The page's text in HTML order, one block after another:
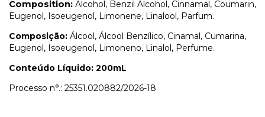
Composition: Alcohol, Benzil Alcohol, Cinnamal, Coumarin,
Eugenol, Isoeugenol, Limonene, Linalool, Parfum.
Composição: Álcool, Álcool Benzílico, Cinamal, Cumarina,
Eugenol, Isoeugenol, Limoneno, Linalol, Perfume.
Conteúdo Líquido: 200mL
Processo n°.: 25351.020882/2026-18